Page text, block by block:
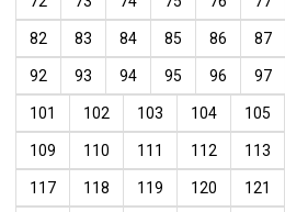
82 83 84 85 86 87
92 93 94 95 96 97
101 102 103 104 105
109 110 111 112 113
117 118 119 120 121